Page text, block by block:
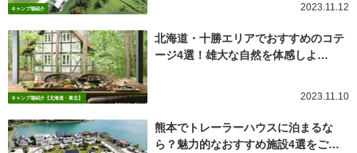
キャンプ場紹介 2023.11.12
キャンプ場紹介【北海道・東北】
北海道・十勝エリアでおすすめのコテ
ージ4選！雄大な自然を体感しよ…
2023.11.10
熊本でトレーラーハウスに泊まるな
ら？魅力的なおすすめ施設4選をご…